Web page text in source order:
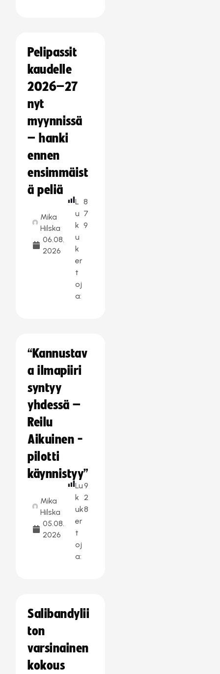
Pelipassit
kaudelle
2026–27
nyt
myynnissä
– hanki
ennen
ensimmäist
ä peliä
Mika
Hilska
06.08.
2026
L
u
k
u
k
er
t
oj
a:
8
7
9
“Kannustav
a ilmapiiri
syntyy
yhdessä –
Reilu
Aikuinen -
pilotti
käynnistyy”
Mika
Hilska
05.08.
2026
Lu
k
uk
er
t
oj
a:
9
2
8
Salibandylii
ton
varsinainen
kokous